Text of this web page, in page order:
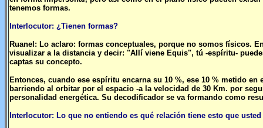
tenemos formas.
Interlocutor: ¿Tienen formas?
Ruanel: Lo aclaro: formas conceptuales, porque no somos físicos.
visualizar a la distancia y decir: "Allí viene Equis", tú -espíritu-
captas su concepto.
Entonces, cuando ese espíritu encarna su 10 %, ese 10 % metido
barriendo al orbitar por el espacio -a la velocidad de 30 Km. por
personalidad energética. Su decodificador se va formando como
Interlocutor: Lo que no entiendo es qué relación tiene esto que